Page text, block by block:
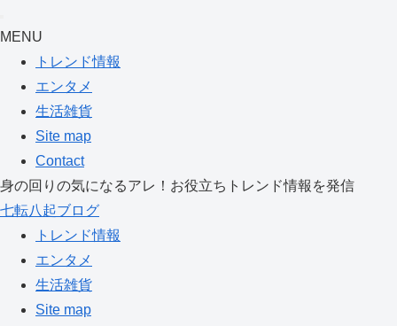
MENU
トレンド情報
エンタメ
生活雑貨
Site map
Contact
身の回りの気になるアレ！お役立ちトレンド情報を発信
七転八起ブログ
トレンド情報
エンタメ
生活雑貨
Site map